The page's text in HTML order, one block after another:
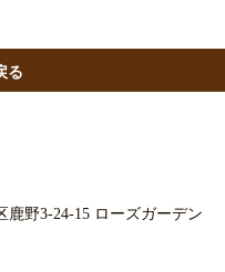
る
鹿野3-24-15 ローズガーデン